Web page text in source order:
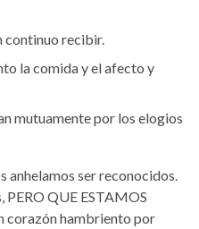
continuo recibir.
la comida y el afecto y
mutuamente por los elogios
anhelamos ser reconocidos.
PERO QUE ESTAMOS
corazón hambriento por